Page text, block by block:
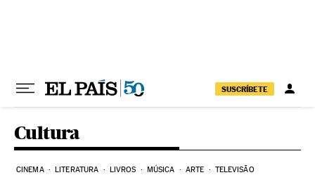
SUSCRÍBETE
Cultura
CINEMA LITERATURA LIVROS MÚSICA ARTE TELEVISÃO